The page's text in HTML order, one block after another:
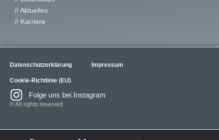
// Aktuelles
// Karriere
Datenschutzerklärung Impressum
Cookie-Richtlinie (EU)
Folge uns bei Instagram
© All rights reserved